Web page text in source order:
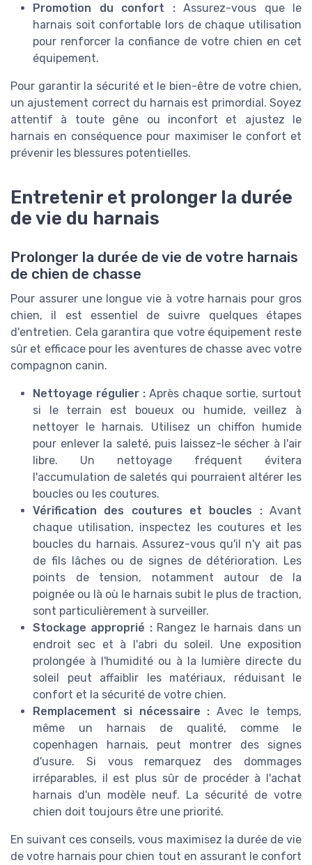
Promotion du confort :Assurez-vous que le
harnais soit confortable lors de chaque utilisation
pour renforcer la confiance de votre chien en cet
équipement.
Pour garantir la sécurité et le bien-être de votre chien,
un ajustement correct du harnais est primordial. Soyez
attentif à toute gêne ou inconfort et ajustez le
harnais en conséquence pour maximiser le confort et
prévenir les blessures potentielles.
Entretenir et prolonger la durée
de vie du harnais
Prolonger la durée de vie de votre harnais
de chien de chasse
Pour assurer une longue vie à votre harnais pour gros
chien, il est essentiel de suivre quelques étapes
d'entretien. Cela garantira que votre équipement reste
sûr et efficace pour les aventures de chasse avec votre
compagnon canin.
Nettoyage régulier : Après chaque sortie, surtout
si le terrain est boueux ou humide, veillez à
nettoyer le harnais. Utilisez un chiffon humide
pour enlever la saleté, puis laissez-le sécher à l'air
libre. Un nettoyage fréquent évitera
l'accumulation de saletés qui pourraient altérer les
boucles ou les coutures.
Vérification des coutures et boucles :Avant
chaque utilisation, inspectez les coutures et les
boucles du harnais. Assurez-vous qu'il n'y ait pas
de fils lâches ou de signes de détérioration. Les
points de tension, notamment autour de la
poignée ou là où le harnais subit le plus de traction,
sont particulièrement à surveiller.
Stockage approprié :Rangez le harnais dans un
endroit sec et à l'abri du soleil. Une exposition
prolongée à l'humidité ou à la lumière directe du
soleil peut affaiblir les matériaux, réduisant le
confort et la sécurité de votre chien.
Remplacement si nécessaire : Avec le temps,
même un harnais de qualité, comme le
copenhagen harnais, peut montrer des signes
d'usure. Si vous remarquez des dommages
irréparables, il est plus sûr de procéder à l'achat
harnais d'un modèle neuf. La sécurité de votre
chien doit toujours être une priorité.
En suivant ces conseils, vous maximisez la durée de vie
de votre harnais pour chien tout en assurant le confort